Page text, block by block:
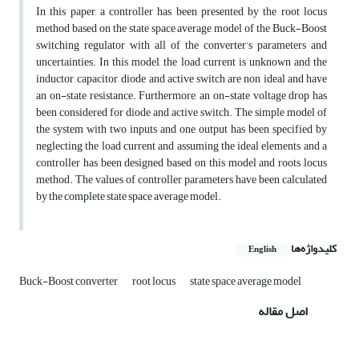
In this paper, a controller has been presented by the root locus
method based on the state space average model of the Buck-Boost
switching regulator with all of the converter’s parameters and
uncertainties. In this model, the load current is unknown and the
inductor, capacitor, diode and active switch are non ideal and have
an on-state resistance. Furthermore, an on-state voltage drop has
been considered for diode and active switch. The simple model of
the system with two inputs and one output has been specified by
neglecting the load current and assuming the ideal elements and a
controller has been designed based on this model and roots locus
method. The values of controller parameters have been calculated
by the complete state space average model.
کلیدواژه‌ها English
Buck-Boost converter root locus state space average model
اصل مقاله